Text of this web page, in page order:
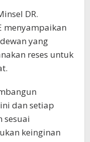
DR.
menyampaikan
yang
reses untuk
dan setiap
sesuai
keinginan